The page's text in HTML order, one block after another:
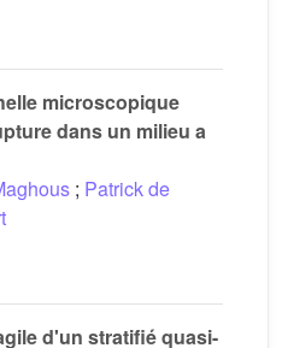
microscopique
dans un milieu a
; Patrick de
d'un stratifié quasi-